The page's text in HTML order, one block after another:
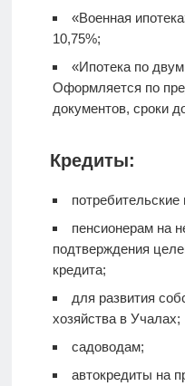
«Военная
10,75%;
«Ипотека по
Оформляется по
документов, сроки
Кредиты:
пенсионерам на
подтверждения
кредита;
для развития
хозяйства в Учалах;
садоводам;
автокредиты на